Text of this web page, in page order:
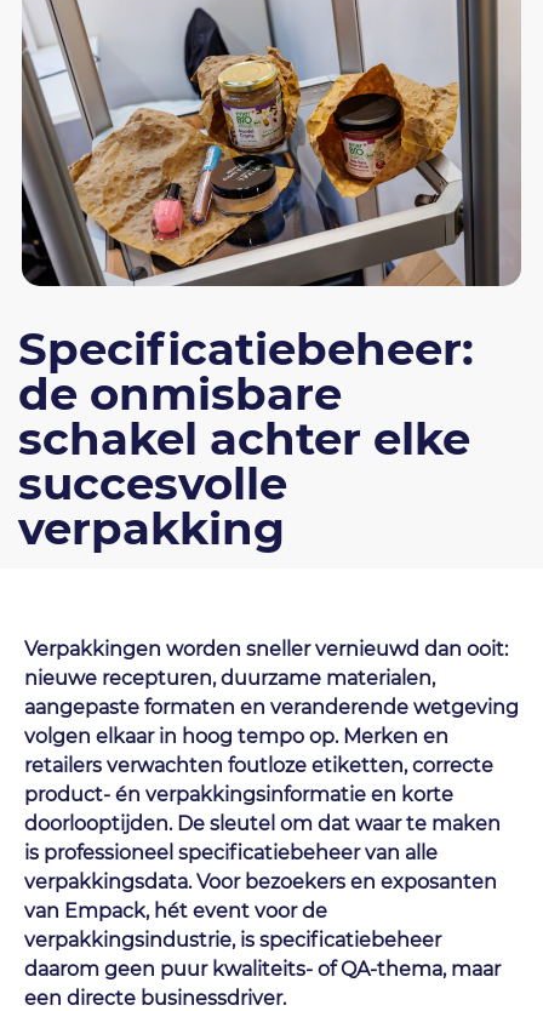
Specificatiebeheer:
de onmisbare
schakel achter elke
succesvolle
verpakking
Verpakkingen worden sneller vernieuwd dan ooit:
nieuwe recepturen, duurzame materialen,
aangepaste formaten en veranderende wetgeving
volgen elkaar in hoog tempo op. Merken en
retailers verwachten foutloze etiketten, correcte
product- én verpakkingsinformatie en korte
doorlooptijden. De sleutel om dat waar te maken
is professioneel specificatiebeheer van alle
verpakkingsdata. Voor bezoekers en exposanten
van Empack, hét event voor de
verpakkingsindustrie, is specificatiebeheer
daarom geen puur kwaliteits- of QA-thema, maar
een directe businessdriver.